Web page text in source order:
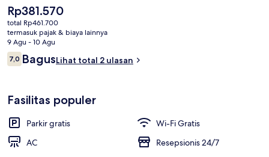
Harga
saat
ini
Rp381.570
Rp381.570
total Rp461.700
termasuk pajak & biaya lainnya
9 Agu - 10 Agu
Ulasan
7,07,0 dari 10
BagusLihat total 2 ulasan
Fasilitas populer
Parkir gratis
Wi-Fi Gratis
AC
Resepsionis 24/7